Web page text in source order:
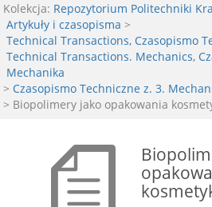
Kolekcja: Repozytorium Politechniki
Artykuły i czasopisma >
Technical Transactions, Czasopismo
Technical Transactions. Mechanics,
Mechanika
> Czasopismo Techniczne z. 3.
> Biopolimery jako opakowania